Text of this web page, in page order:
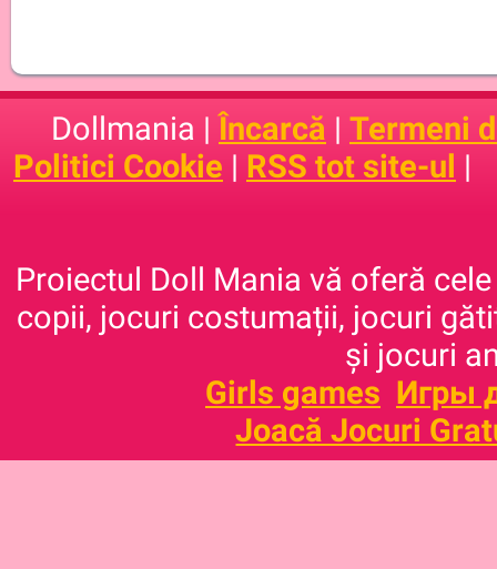
Dollmania |Încarcă | Termeni
Politici Cookie | RSS tot site-ul |
Proiectul Doll Mania vă oferă
copii, jocuri costumații, jocuri
și jocuri
Girls games Игры
Joacă Jocuri